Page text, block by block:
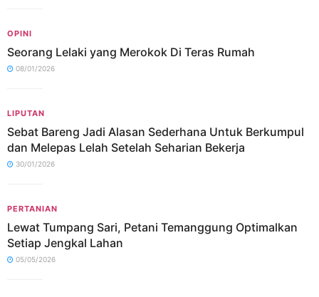
OPINI
Seorang Lelaki yang Merokok Di Teras Rumah
08/01/2026
LIPUTAN
Sebat Bareng Jadi Alasan Sederhana Untuk Berkumpul
dan Melepas Lelah Setelah Seharian Bekerja
30/01/2026
PERTANIAN
Lewat Tumpang Sari, Petani Temanggung Optimalkan
Setiap Jengkal Lahan
05/05/2026